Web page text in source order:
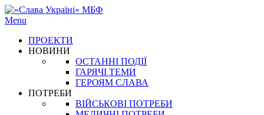
Menu
ПРОЕКТИ
НОВИНИ
ОСТАННІ ПОДІЇ
ГАРЯЧІ ТЕМИ
ГЕРОЯМ СЛАВА
ПОТРЕБИ
ВІЙСЬКОВІ ПОТРЕБИ